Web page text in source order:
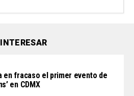
en fracaso el primer evento de
en CDMX